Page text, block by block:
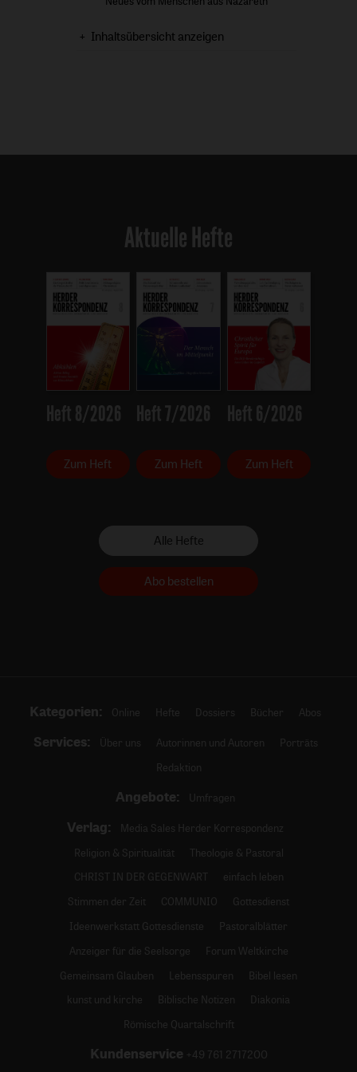
Inhaltsübersicht anzeigen
Aktuelle Hefte
Heft 8/2026
Zum Heft
Heft 7/2026
Zum Heft
Heft 6/2026
Zum Heft
Alle Hefte
Abo bestellen
Kategorien: Online Hefte Dossiers Bücher Abos
Services: Über uns Autorinnen und Autoren
Porträts
Redaktion
Angebote: Umfragen
Verlag:
Media Sales Herder Korrespondenz
Religion & Spiritualität
Theologie & Pastoral
CHRIST IN DER GEGENWART
einfach leben
Stimmen der Zeit
COMMUNIO
Gottesdienst
Ideenwerkstatt Gottesdienste
Pastoralblätter
Anzeiger für die Seelsorge
Forum Weltkirche
Gemeinsam Glauben
Lebensspuren
Bibel lesen
kunst und kirche
Biblische Notizen
Diakonia
Römische Quartalschrift
Kundenservice +49 761 2717200